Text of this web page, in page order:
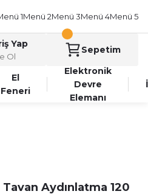
1Menü 2Menü 3Menü 4Menü 5
Yap
Ol
Sepetim
El
Feneri
Elektronik
Devre
Elemanı
Aydınlatma 120